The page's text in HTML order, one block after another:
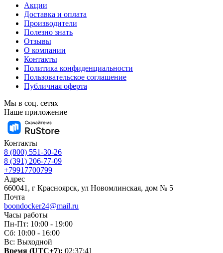
Акции
Доставка и оплата
Производители
Полезно знать
Отзывы
О компании
Контакты
Политика конфиденциальности
Пользовательское соглашение
Публичная оферта
Мы в соц. сетях
Наше приложение
Контакты
8 (800) 551-30-26
8 (391) 206-77-09
+79917700799
Адрес
660041, г Красноярск, ул Новомлинская, дом № 5
Почта
boondocker24@mail.ru
Часы работы
Пн-Пт: 10:00 - 19:00
Сб: 10:00 - 16:00
Вс: Выходной
Время (UTC+7): 02:37:42